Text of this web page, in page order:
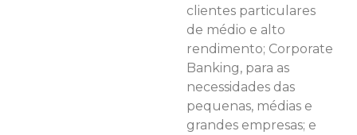
clientes particulares
de médio e alto
rendimento; Corporate
Banking, para as
necessidades das
pequenas, médias e
grandes empresas; e